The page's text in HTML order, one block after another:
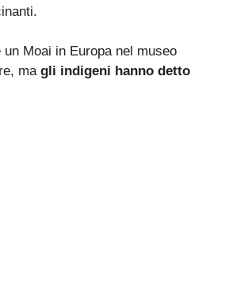
un Moai in Europa nel museo
ma gli indigeni hanno detto